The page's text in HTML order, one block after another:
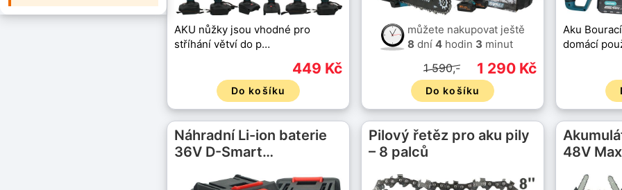
AKU nůžky jsou vhodné pro
stříhání větví do p…
449 Kč
Do košíku
můžete nakupovat ještě
8 dní 4 hodin 3 minut
1 290 Kč
1 590,-
Do košíku
Aku
domácí
Náhradní Li-ion baterie
36V D-Smart…
Pilový řetěz pro aku pily
– 8 palců
48V